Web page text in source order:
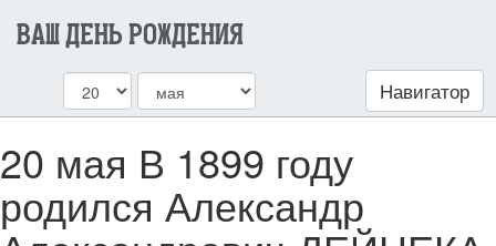
ВАШ ДЕНЬ РОЖДЕНИЯ
Навигатор
20 мая В 1899 году
родился Александр